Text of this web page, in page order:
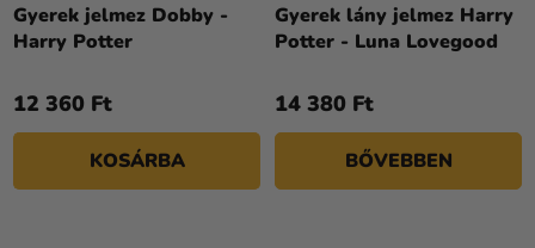
Gyerek jelmez Dobby -
Harry Potter
12 360 Ft
KOSÁRBA
Gyerek lány jelmez Harry
Potter - Luna Lovegood
14 380 Ft
BŐVEBBEN